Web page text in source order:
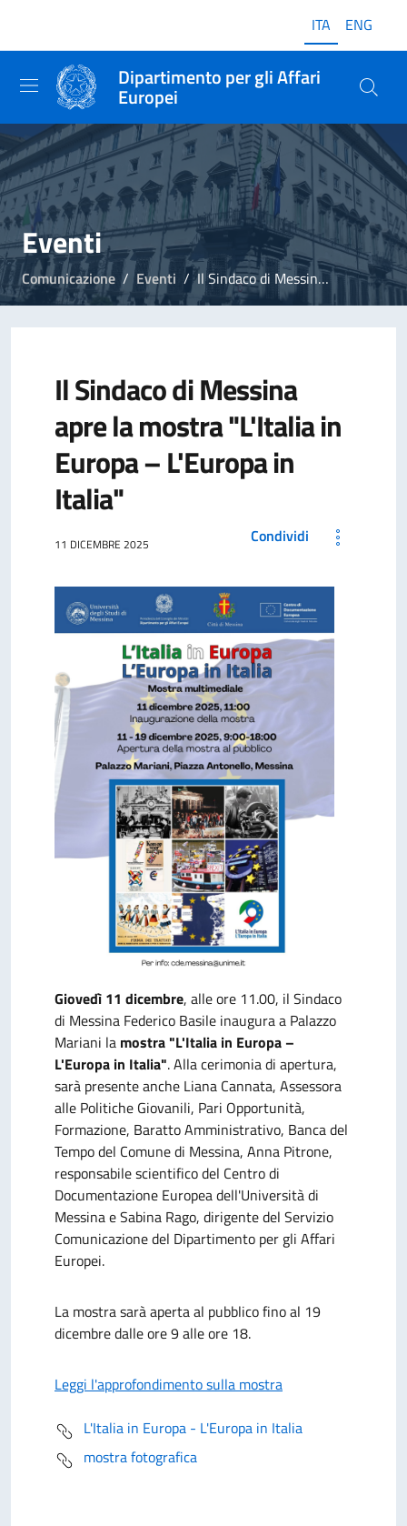
ITA ENG
Dipartimento per gli Affari
Europei
Eventi
Comunicazione Eventi Il Sindaco di Messina apre la mostra "L'Italia in Europa – L'Europa in Italia"
Il Sindaco di Messina
apre la mostra "L'Italia in
Europa – L'Europa in
Italia"
11 DICEMBRE 2025 Condividi
Giovedì 11 dicembre, alle ore 11.00, il Sindaco
di Messina Federico Basile inaugura a Palazzo
Mariani la mostra "L'Italia in Europa –
L'Europa in Italia". Alla cerimonia di apertura,
sarà presente anche Liana Cannata, Assessora
alle Politiche Giovanili, Pari Opportunità,
Formazione, Baratto Amministrativo, Banca del
Tempo del Comune di Messina, Anna Pitrone,
responsabile scientifico del Centro di
Documentazione Europea dell'Università di
Messina e Sabina Rago, dirigente del Servizio
Comunicazione del Dipartimento per gli Affari
Europei.
La mostra sarà aperta al pubblico fino al 19
dicembre dalle ore 9 alle ore 18.
Leggi l'approfondimento sulla mostra
L'Italia in Europa - L'Europa in Italia
mostra fotografica